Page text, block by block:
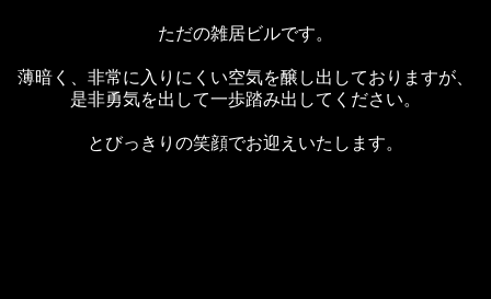
ただの雑居ビルです。
薄暗く、非常に入りにくい空気を醸し出しておりますが、
是非勇気を出して一歩踏み出してください。
とびっきりの笑顔でお迎えいたします。